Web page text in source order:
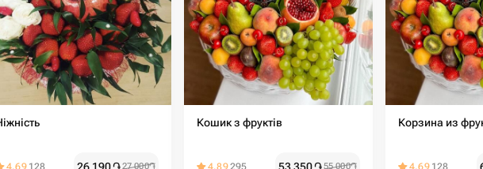
4.69 128 27 000֏
Кошик з фруктів
4.89295 55 000֏
Корзина из
4.69 128